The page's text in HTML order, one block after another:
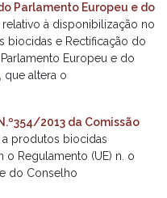
Parlamento Europeu e do
, relativo à disponibilização no
biocidas e Rectificação do
Europeu e do
que altera o
2013 da Comissão
a produtos biocidas
Regulamento (UE) n. o
do Conselho